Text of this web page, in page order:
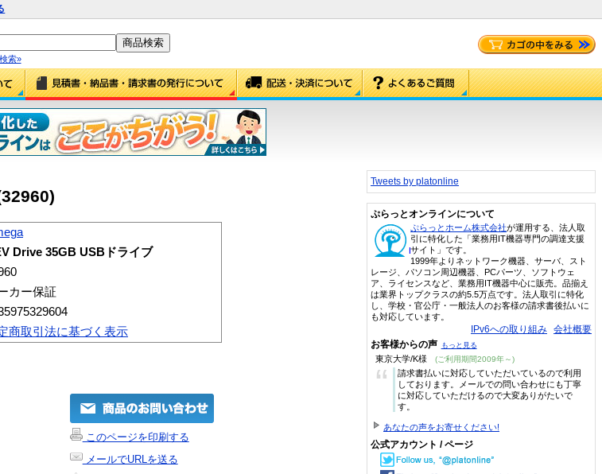
索»
Drive 35GB USBドライブ
カー保証
商取引法に基づく表示
このページを印刷する
メールでURLを送る
Tweets by platonline
ぷらっとオンラインについて
ぷらっとホーム株式会社が運用する、法人取
引に特化した「業務用IT機器専門の調達支援
サイト」です。
1999年よりネットワーク機器、サーバ、スト
レージ、パソコン周辺機器、PCパーツ、ソフトウェ
ア、ライセンスなど、業務用IT機器中心に販売。品揃え
は業界トップクラスの約5.5万点です。法人取引に特化
し、学校・官公庁・一般法人のお客様の請求書後払いに
も対応しています。
IPv6への取り組み 会社概要
お客様からの声 もっと見る
東京大学/K様 (ご利用期間2009年～)
“
請求書払いに対応していただいているので利用
しております。メールでの問い合わせにも丁寧
に対応していただけるので大変ありがたいで
す。
あなたの声をお寄せください!
公式アカウント / ページ